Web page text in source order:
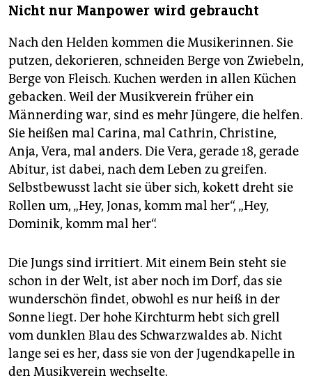
Nicht nur Manpower wird gebraucht
Nach den Helden kommen die Musikerinnen. Sie
putzen, dekorieren, schneiden Berge von Zwiebeln,
Berge von Fleisch. Kuchen werden in allen Küchen
gebacken. Weil der Musikverein früher ein
Männerding war, sind es mehr Jüngere, die helfen.
Sie heißen mal Carina, mal Cathrin, Christine,
Anja, Vera, mal anders. Die Vera, gerade 18, gerade
Abitur, ist dabei, nach dem Leben zu greifen.
Selbstbewusst lacht sie über sich, kokett dreht sie
Rollen um, „Hey, Jonas, komm mal her“, „Hey,
Dominik, komm mal her“.
Die Jungs sind irritiert. Mit einem Bein steht sie
schon in der Welt, ist aber noch im Dorf, das sie
wunderschön findet, obwohl es nur heiß in der
Sonne liegt. Der hohe Kirchturm hebt sich grell
vom dunklen Blau des Schwarzwaldes ab. Nicht
lange sei es her, dass sie von der Jugendkapelle in
den Musikverein wechselte.